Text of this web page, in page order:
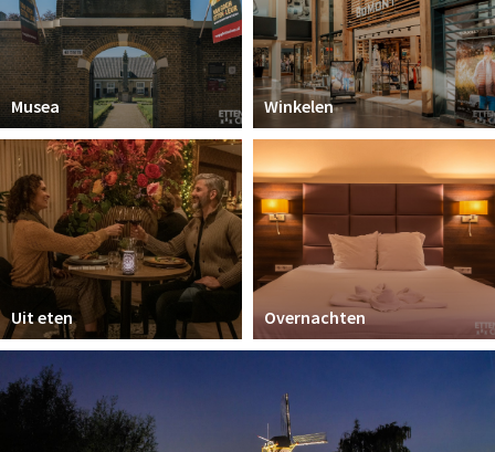
Musea Winkelen
Uit eten Overnachten